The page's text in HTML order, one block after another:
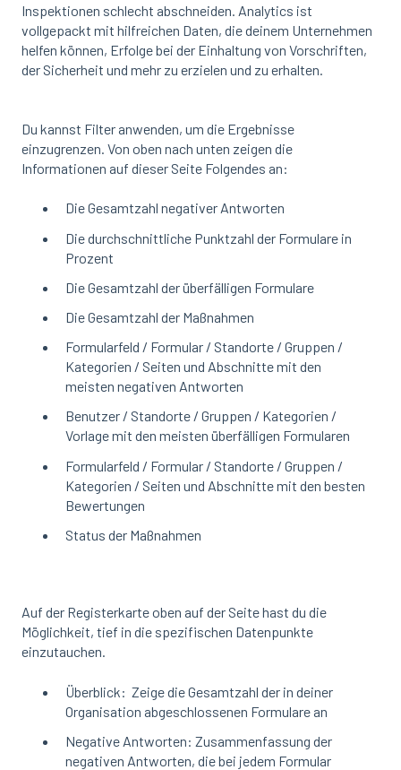
Inspektionen schlecht abschneiden. Analytics ist
vollgepackt mit hilfreichen Daten, die deinem Unternehmen
helfen können, Erfolge bei der Einhaltung von Vorschriften,
der Sicherheit und mehr zu erzielen und zu erhalten.
Du kannst Filter anwenden, um die Ergebnisse
einzugrenzen. Von oben nach unten zeigen die
Informationen auf dieser Seite Folgendes an:
Die Gesamtzahl negativer Antworten
Die durchschnittliche Punktzahl der Formulare in
Prozent
Die Gesamtzahl der überfälligen Formulare
Die Gesamtzahl der Maßnahmen
Formularfeld / Formular / Standorte / Gruppen /
Kategorien / Seiten und Abschnitte mit den
meisten negativen Antworten
Benutzer / Standorte / Gruppen / Kategorien /
Vorlage mit den meisten überfälligen Formularen
Formularfeld / Formular / Standorte / Gruppen /
Kategorien / Seiten und Abschnitte mit den besten
Bewertungen
Status der Maßnahmen
Auf der Registerkarte oben auf der Seite hast du die
Möglichkeit, tief in die spezifischen Datenpunkte
einzutauchen.
Überblick: Zeige die Gesamtzahl der in deiner
Organisation abgeschlossenen Formulare an
Negative Antworten: Zusammenfassung der
negativen Antworten, die bei jedem Formular